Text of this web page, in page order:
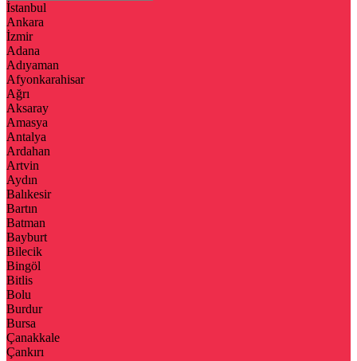
İstanbul
Ankara
İzmir
Adana
Adıyaman
Afyonkarahisar
Ağrı
Aksaray
Amasya
Antalya
Ardahan
Artvin
Aydın
Balıkesir
Bartın
Batman
Bayburt
Bilecik
Bingöl
Bitlis
Bolu
Burdur
Bursa
Çanakkale
Çankırı